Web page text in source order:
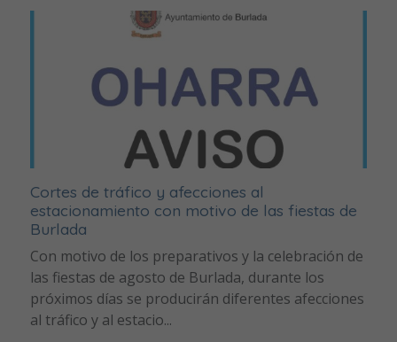
Cortes de tráfico y afecciones al
estacionamiento con motivo de las fiestas de
Burlada
Con motivo de los preparativos y la celebración de
las fiestas de agosto de Burlada, durante los
próximos días se producirán diferentes afecciones
al tráfico y al estacio...